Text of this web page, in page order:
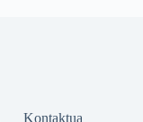
Kontaktua